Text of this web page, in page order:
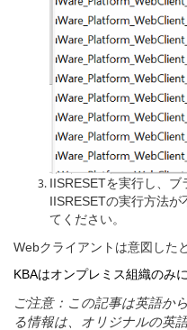
IISRESETを実行し、ブ
IISRESETの実行方法が
てください。
Webクライアントは意図した
KBAはオンプレミス組織のみ
ご注意： この記事は英語か
る情報は オリジナルの英